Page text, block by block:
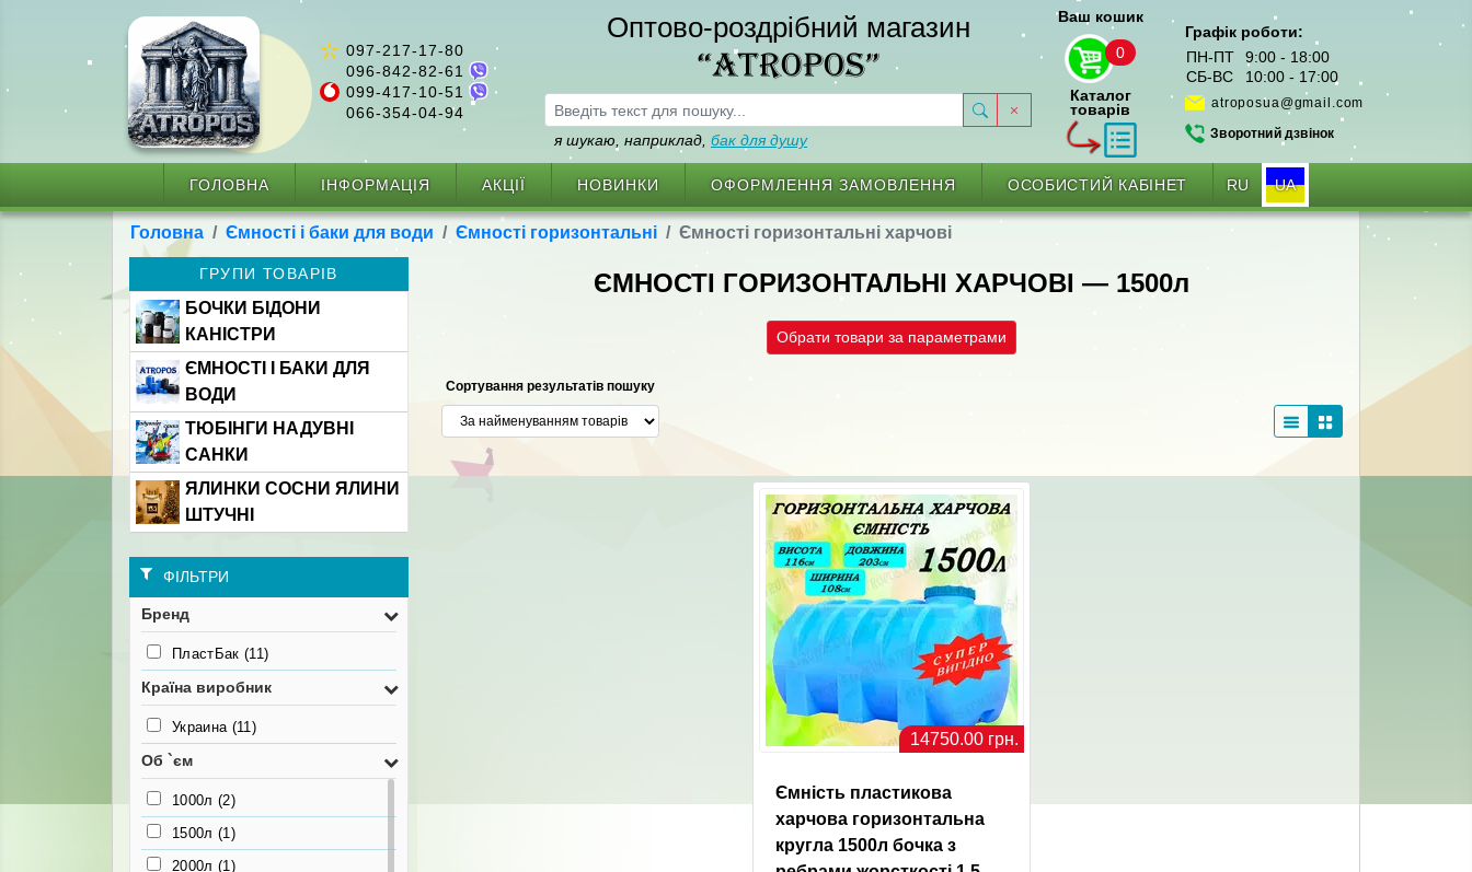
097-217-17-80
096-842-82-61
099-417-10-51
066-354-04-94
Оптово-роздрібний магазин
“ATROPOS”
я шукаю, наприклад, бак для душу
Ваш кошик
0
Каталог
товарів
Графік роботи:
ПН-ПТ
9:00 - 18:00
СБ-ВС
10:00 - 17:00
atroposua@gmail.com
Зворотний дзвінок
ГОЛОВНА ІНФОРМАЦІЯ АКЦІЇ НОВИНКИ ОФОРМЛЕННЯ ЗАМОВЛЕННЯ ОСОБИСТИЙ КАБІНЕТ RU UA
Головна Ємності і баки для води Ємності горизонтальні Ємності горизонтальні харчові
ГРУПИ ТОВАРІВ
БОЧКИ БІДОНИ
КАНІСТРИ
ЄМНОСТІ І БАКИ ДЛЯ
ВОДИ
ТЮБІНГИ НАДУВНІ
САНКИ
ЯЛИНКИ СОСНИ ЯЛИНИ
ШТУЧНІ
ФІЛЬТРИ
Бренд
ПластБак (11)
Країна виробник
Украина (11)
Об `єм
1000л (2)
1500л (1)
2000л (1)
ЄМНОСТІ ГОРИЗОНТАЛЬНІ ХАРЧОВІ — 1500л
Обрати товари за параметрами
Сортування результатів пошуку
14750.00 грн.
Ємність пластикова
харчова горизонтальна
кругла 1500л бочка з